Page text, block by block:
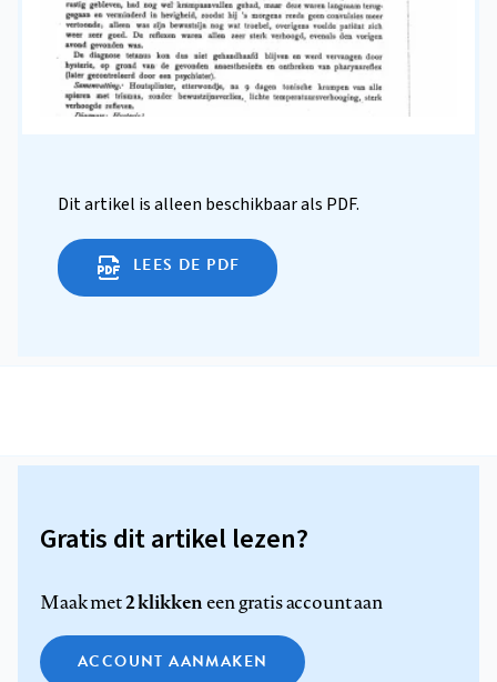
Dit artikel is alleen beschikbaar als PDF.
LEES DE PDF
Gratis dit artikel lezen?
Maak met2 klikkeneen gratis account aan
ACCOUNT AANMAKEN